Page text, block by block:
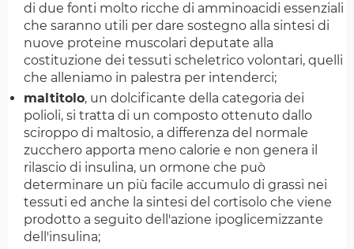
di due fonti molto ricche di amminoacidi essenziali
che saranno utili per dare sostegno alla sintesi di
nuove proteine muscolari deputate alla
costituzione dei tessuti scheletrico volontari, quelli
che alleniamo in palestra per intenderci;
maltitolo, un dolcificante della categoria dei
polioli, si tratta di un composto ottenuto dallo
sciroppo di maltosio, a differenza del normale
zucchero apporta meno calorie e non genera il
rilascio di insulina, un ormone che può
determinare un più facile accumulo di grassi nei
tessuti ed anche la sintesi del cortisolo che viene
prodotto a seguito dell'azione ipoglicemizzante
dell'insulina;